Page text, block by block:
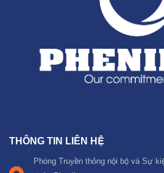
THÔNG TIN LIÊN HỆ
Phòng Truyền thông nội bộ và Sự